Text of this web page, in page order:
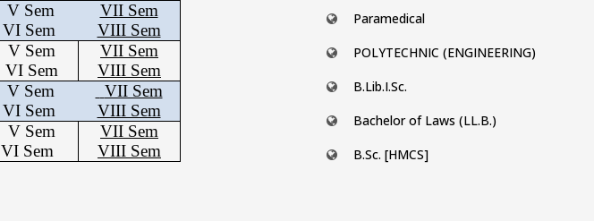
V Sem
VI Sem
VII Sem
VIII Sem
V Sem
VI Sem
VII Sem
VIII Sem
V Sem
VI Sem
VII Sem
VIII Sem
V Sem
VI Sem
VII Sem
VIII Sem
Paramedical
POLYTECHNIC (ENGINEERING)
B.Lib.I.Sc.
Bachelor of Laws (LL.B.)
B.Sc. [HMCS]